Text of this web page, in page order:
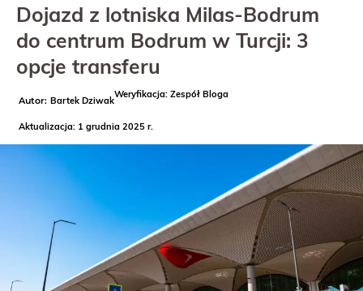
Dojazd z lotniska Milas-Bodrum
do centrum Bodrum w Turcji: 3
opcje transferu
Bartek Dziwak
Weryfikacja: Zespół Bloga
Aktualizacja: 1 grudnia 2025 r.